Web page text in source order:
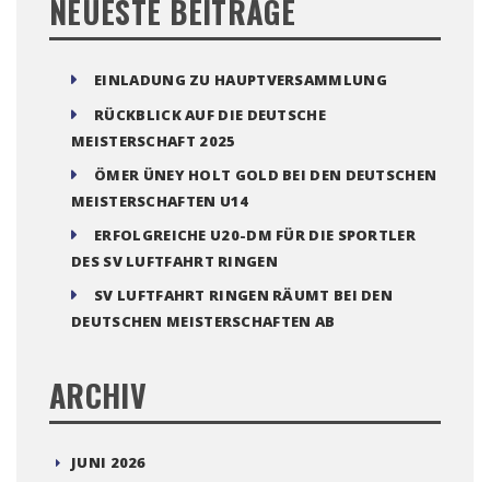
NEUESTE BEITRÄGE
EINLADUNG ZU HAUPTVERSAMMLUNG
RÜCKBLICK AUF DIE DEUTSCHE
MEISTERSCHAFT 2025
ÖMER ÜNEY HOLT GOLD BEI DEN DEUTSCHEN
MEISTERSCHAFTEN U14
ERFOLGREICHE U20-DM FÜR DIE SPORTLER
DES SV LUFTFAHRT RINGEN
SV LUFTFAHRT RINGEN RÄUMT BEI DEN
DEUTSCHEN MEISTERSCHAFTEN AB
ARCHIV
JUNI 2026